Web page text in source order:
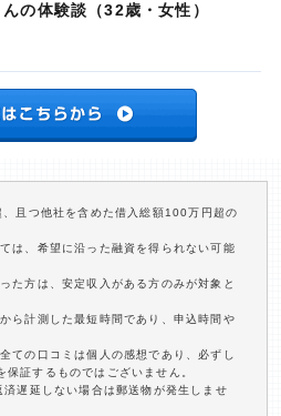
んの体験談（32歳・女性）
且つ他社を含めた借入総額100万円超の
は、希望に沿った融資を得られない可能
た方は、安定収入がある方のみが対象と
ら計測した最短時間であり、申込時間や
ての口コミは個人の感想であり、必ずし
証するものではございません。
遅延しない場合は郵送物が発生しませ